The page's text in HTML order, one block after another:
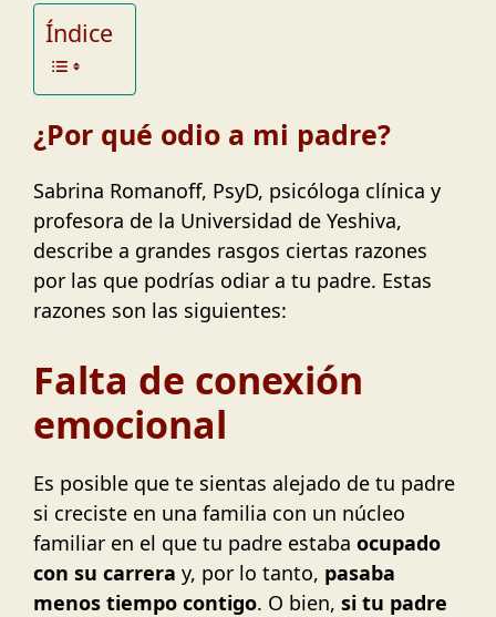
Índice
¿Por qué odio a mi padre?
Sabrina Romanoff, PsyD, psicóloga clínica y
profesora de la Universidad de Yeshiva,
describe a grandes rasgos ciertas razones
por las que podrías odiar a tu padre. Estas
razones son las siguientes:
Falta de conexión
emocional
Es posible que te sientas alejado de tu padre
si creciste en una familia con un núcleo
familiar en el que tu padre estaba ocupado
con su carrera y, por lo tanto, pasaba
menos tiempo contigo. O bien, si tu padre